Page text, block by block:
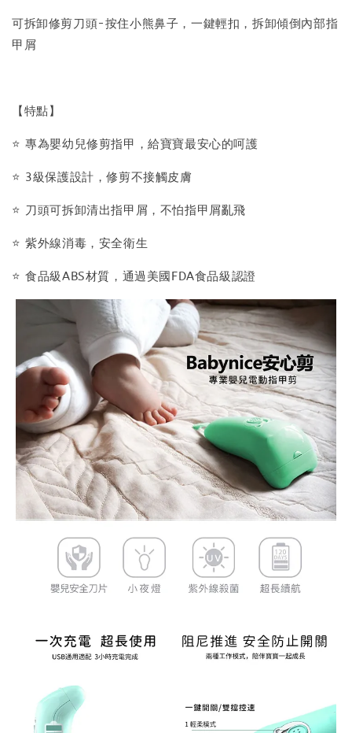
可拆卸修剪刀頭-按住小熊鼻子，一鍵輕扣，拆卸傾倒內部指
甲屑
【特點】
⭐️ 專為嬰幼兒修剪指甲，給寶寶最安心的呵護
⭐️ 3級保護設計，修剪不接觸皮膚
⭐️ 刀頭可拆卸清出指甲屑，不怕指甲屑亂飛
⭐️ 紫外線消毒，安全衛生
⭐️ 食品級ABS材質，通過美國FDA食品級認證